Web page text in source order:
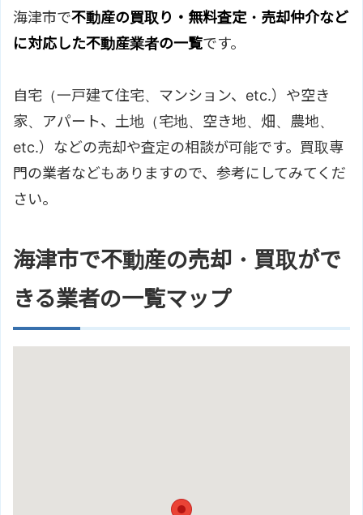
海津市で不動産の買取り・無料査定・売却仲介など
に対応した不動産業者の一覧です。
自宅（一戸建て住宅、マンション、etc.）や空き
家、アパート、土地（宅地、空き地、畑、農地、
etc.）などの売却や査定の相談が可能です。買取専
門の業者などもありますので、参考にしてみてくだ
さい。
海津市で不動産の売却・買取がで
きる業者の一覧マップ